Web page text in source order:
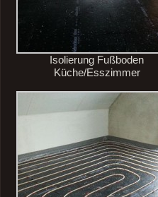
Isolierung Fußboden
Küche/Esszimmer